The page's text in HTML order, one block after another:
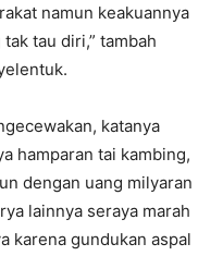
namun keakuannya
tau diri,” tambah
katanya
hamparan tai kambing,
dengan uang milyaran
lainnya seraya marah
karena gundukan aspal